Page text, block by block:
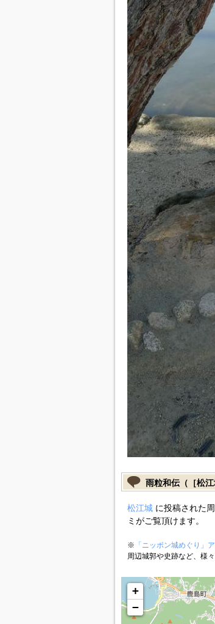
雨粒和伝（［松
松江城に投稿された
ミがご覧頂けます。
※ 「ニッポン城めぐり」
周辺城郭や史跡など、様
+
−